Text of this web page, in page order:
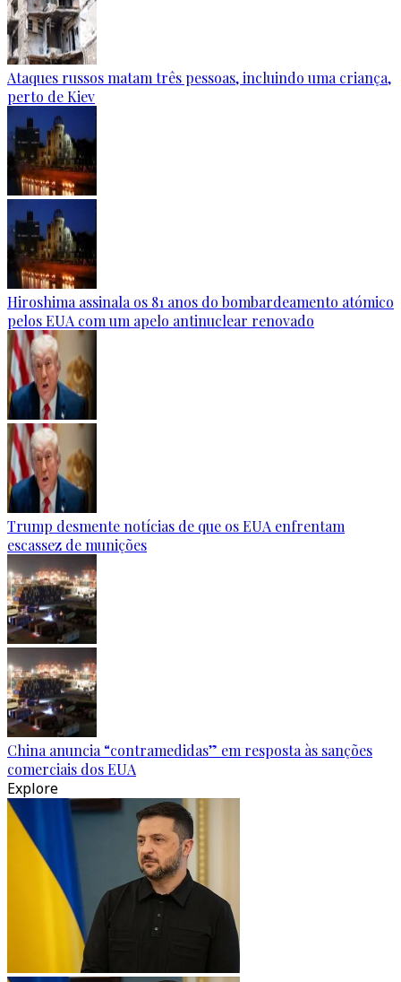
Ataques russos matam três pessoas, incluindo uma criança,
perto de Kiev
Hiroshima assinala os 81 anos do bombardeamento atómico
pelos EUA com um apelo antinuclear renovado
Trump desmente notícias de que os EUA enfrentam
escassez de munições
China anuncia “contramedidas” em resposta às sanções
comerciais dos EUA
Explore